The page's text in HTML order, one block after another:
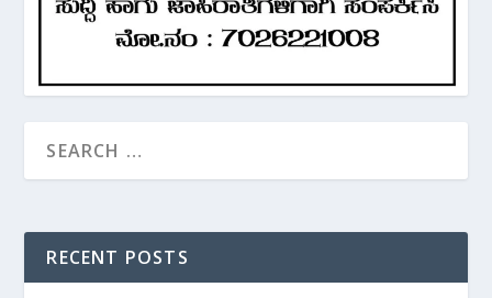
RECENT POSTS